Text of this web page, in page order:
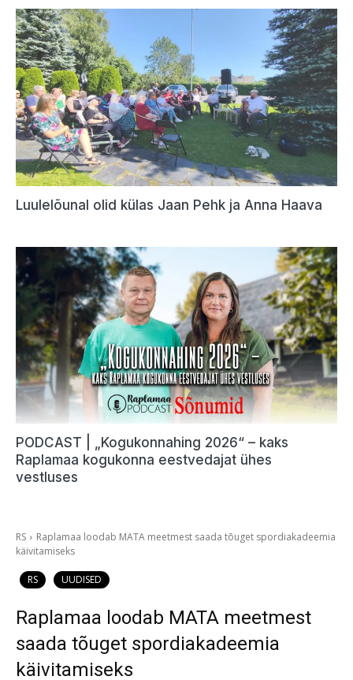
Luulelõunal olid külas Jaan Pehk ja Anna Haava
PODCAST | „Kogukonnahing 2026“ – kaks
Raplamaa kogukonna eestvedajat ühes
vestluses